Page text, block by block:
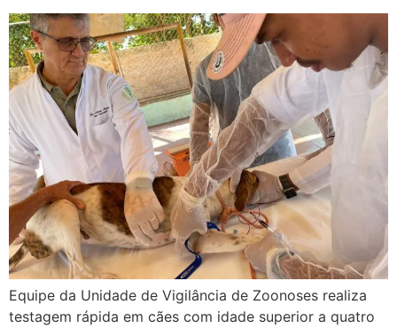
Equipe da Unidade de Vigilância de Zoonoses realiza
testagem rápida em cães com idade superior a quatro